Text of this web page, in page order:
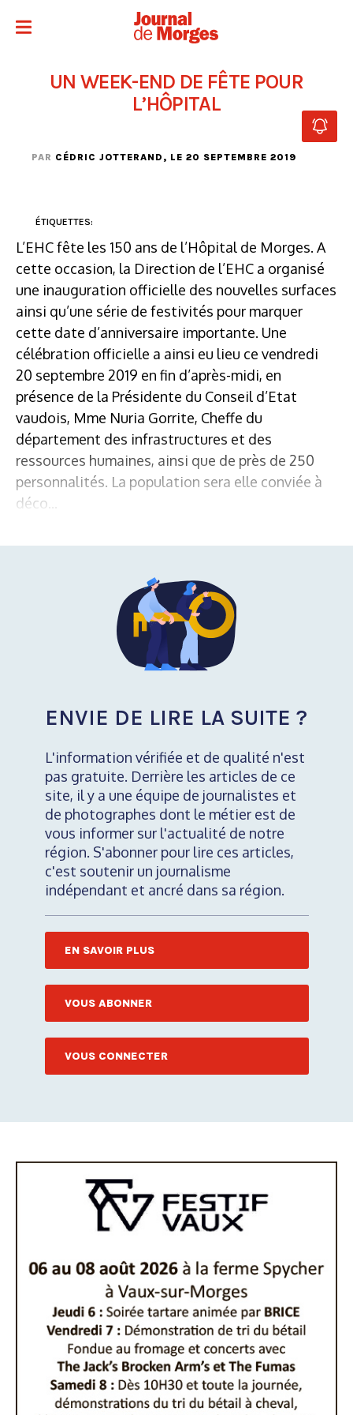
UN WEEK-END DE FÊTE POUR
L’HÔPITAL
PAR CÉDRIC JOTTERAND , LE 20 SEPTEMBRE 2019
ÉTIQUETTES:
L’EHC fête les 150 ans de l’Hôpital de Morges. A
cette occasion, la Direction de l’EHC a organisé
une inauguration officielle des nouvelles surfaces
ainsi qu’une série de festivités pour marquer
cette date d’anniversaire importante. Une
célébration officielle a ainsi eu lieu ce vendredi
20 septembre 2019 en fin d’après-midi, en
présence de la Présidente du Conseil d’Etat
vaudois, Mme Nuria Gorrite, Cheffe du
département des infrastructures et des
ressources humaines, ainsi que de près de 250
personnalités. La population sera elle conviée à
déco...
ENVIE DE LIRE LA SUITE ?
L'information vérifiée et de qualité n'est
pas gratuite. Derrière les articles de ce
site, il y a une équipe de journalistes et
de photographes dont le métier est de
vous informer sur l'actualité de notre
région. S'abonner pour lire ces articles,
c'est soutenir un journalisme
indépendant et ancré dans sa région.
EN SAVOIR PLUS
VOUS ABONNER
VOUS CONNECTER